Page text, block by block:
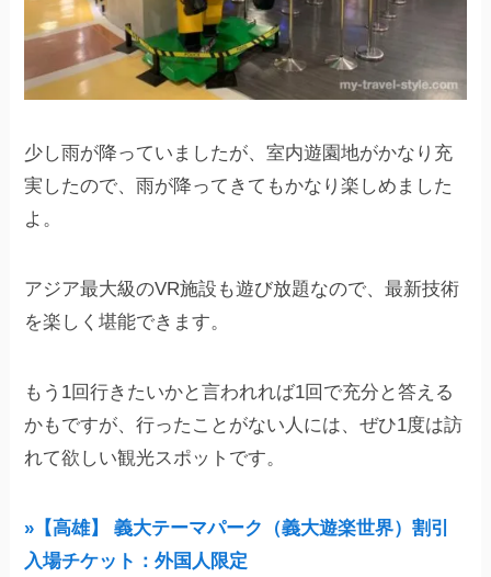
少し雨が降っていましたが、室内遊園地がかなり充
実したので、雨が降ってきてもかなり楽しめました
よ。
アジア最大級のVR施設も遊び放題なので、最新技術
を楽しく堪能できます。
もう1回行きたいかと言われれば1回で充分と答える
かもですが、行ったことがない人には、ぜひ1度は訪
れて欲しい観光スポットです。
»【高雄】 義大テーマパーク（義大遊楽世界）割引
入場チケット：外国人限定